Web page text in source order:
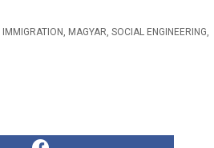
IMMIGRATION , MAGYAR, SOCIAL ENGINEERING,